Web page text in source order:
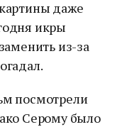
даже
икры
из-за
посмотрели
Серому было